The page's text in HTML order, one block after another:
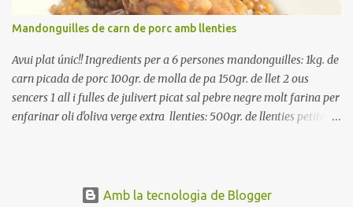
Mandonguilles de carn de porc amb llenties
Avui plat únic!! Ingredients per a 6 persones mandonguilles: 1kg. de
carn picada de porc 100gr. de molla de pa 150gr. de llet 2 ous
sencers 1 all i fulles de julivert picat sal pebre negre molt farina per
enfarinar oli d'oliva verge extra llenties: 500gr. de llenties petites
entre 40 i 50 minuts. Poseu la carn picada en un bol i barregeu-la
Amb la tecnologia de Blogger